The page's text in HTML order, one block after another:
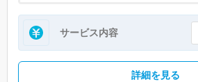
サービス内容
詳細を見る